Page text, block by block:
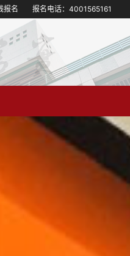
报名 报名电话： 4001565161